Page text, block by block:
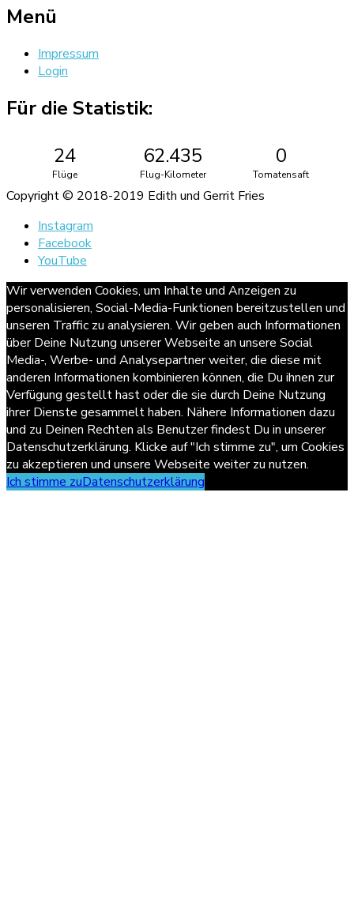
Menü
Impressum
Login
Für die Statistik:
24
Flüge
62.435
Flug-Kilometer
0
Tomatensaft
Copyright © 2018-2019 Edith und Gerrit Fries
Instagram
Facebook
YouTube
Wir verwenden Cookies, um Inhalte und Anzeigen zu
personalisieren, Social-Media-Funktionen bereitzustellen und
unseren Traffic zu analysieren. Wir geben auch Informationen
über Deine Nutzung unserer Webseite an unsere Social
Media-, Werbe- und Analysepartner weiter, die diese mit
anderen Informationen kombinieren können, die Du ihnen zur
Verfügung gestellt hast oder die sie durch Deine Nutzung
ihrer Dienste gesammelt haben. Nähere Informationen dazu
und zu Deinen Rechten als Benutzer findest Du in unserer
Datenschutzerklärung. Klicke auf "Ich stimme zu", um Cookies
zu akzeptieren und unsere Webseite weiter zu nutzen.
Ich stimme zuDatenschutzerklärung